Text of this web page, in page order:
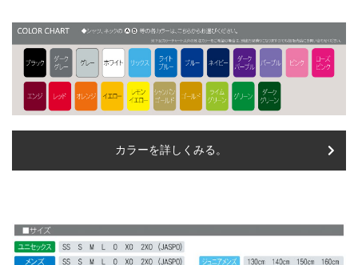
カラーを詳しくみる。